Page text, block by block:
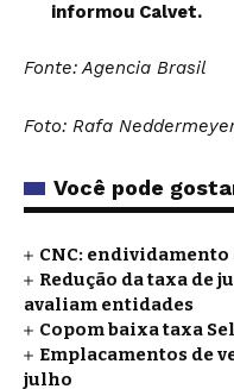
informou Calvet.
Fonte: Agencia Brasil
Foto: Rafa
Você pode
CNC:
Redução da taxa de
avaliam entidades
Copom baixa taxa
Emplacamentos de
julho